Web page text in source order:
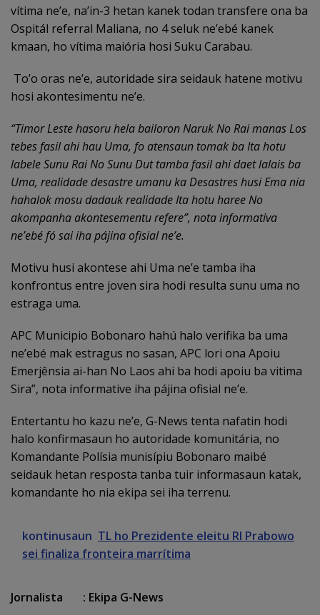
vítima ne’e, na’in-3 hetan kanek todan transfere ona ba
Ospitál referral Maliana, no 4 seluk ne’ebé kanek
kmaan, ho vítima maiória hosi Suku Carabau.
To’o oras ne’e, autoridade sira seidauk hatene motivu
hosi akontesimentu ne’e.
“Timor Leste hasoru hela bailoron Naruk No Rai manas Los
tebes fasil ahi hau Uma, fo atensaun tomak ba Ita hotu
labele Sunu Rai No Sunu Dut tamba fasil ahi daet lalais ba
Uma, realidade desastre umanu ka Desastres husi Ema nia
hahalok mosu dadauk realidade Ita hotu haree No
akompanha akontesementu refere”, nota informativa
ne’ebé fó sai iha pájina ofisial ne’e.
Motivu husi akontese ahi Uma ne’e tamba iha
konfrontus entre joven sira hodi resulta sunu uma no
estraga uma.
APC Municipio Bobonaro hahú halo verifika ba uma
ne’ebé mak estragus no sasan, APC lori ona Apoiu
Emerjênsia ai-han No Laos ahi ba hodi apoiu ba vitima
Sira”, nota informative iha pájina ofisial ne’e.
Entertantu ho kazu ne’e, G-News tenta nafatin hodi
halo konfirmasaun ho autoridade komunitária, no
Komandante Polísia munisípiu Bobonaro maibé
seidauk hetan resposta tanba tuir informasaun katak,
komandante ho nia ekipa sei iha terrenu.
kontinusaun TL ho Prezidente eleitu RI Prabowo
sei finaliza fronteira marrítima
Jornalista : Ekipa G-News